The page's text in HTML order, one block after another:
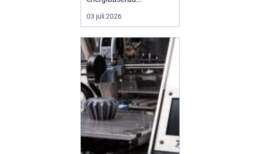
behandlingsmetod som
stödjer kroppens egen
ligger på balans, lugn
och ökad närvaro
snarare än snabba
mirakel. Många som
provar upplever ...
03 juli 2026